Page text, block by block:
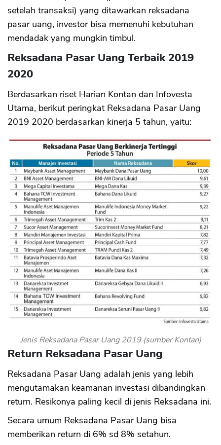
setelah transaksi) yang ditawarkan reksadana
pasar uang, investor bisa memenuhi kebutuhan
mendadak yang mungkin timbul.
Reksadana Pasar Uang Terbaik 2019
2020
Berdasarkan riset Harian Kontan dan Infovesta
Utama, berikut peringkat Reksadana Pasar Uang
2019 2020 berdasarkan kinerja 5 tahun, yaitu:
Jenis Reksadana Pasar Uang 2019 (sumber Kontan)
Return Reksadana Pasar Uang
Reksadana Pasar Uang adalah jenis yang lebih
mengutamakan keamanan investasi dibandingkan
return. Resikonya paling kecil di jenis Reksadana ini.
Secara umum Reksadana Pasar Uang bisa
memberikan return di 6% sd 8% setahun.